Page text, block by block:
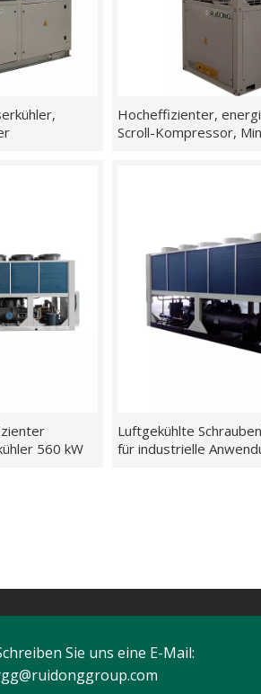
Hocheffizienter,
Scroll-Kompressor,
560 kW
Luftgekühlte
für industrielle
Sie uns eine E-Mail: